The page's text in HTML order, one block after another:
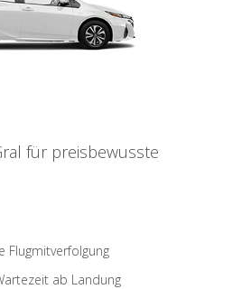
für preisbewusste
Flugmitverfolgung
ab Landung